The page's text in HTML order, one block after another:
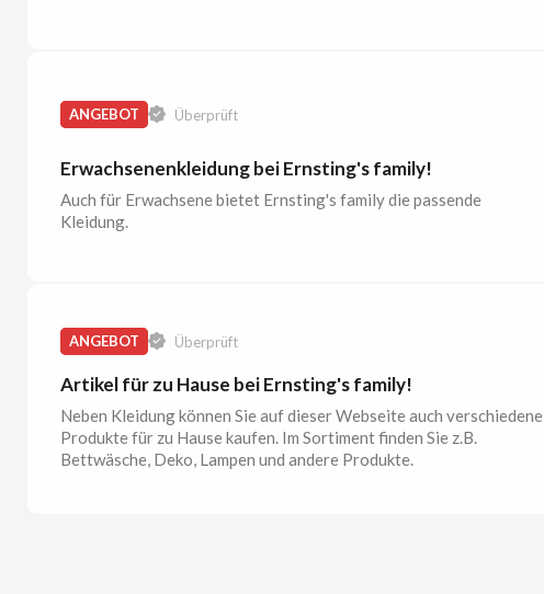
ANGEBOT Überprüft
Erwachsenenkleidung bei Ernsting's family!
Auch für Erwachsene bietet Ernsting's family die passende
Kleidung.
ANGEBOT Überprüft
Artikel für zu Hause bei Ernsting's family!
Neben Kleidung können Sie auf dieser Webseite auch verschiedene
Produkte für zu Hause kaufen. Im Sortiment finden Sie z.B.
Bettwäsche, Deko, Lampen und andere Produkte.